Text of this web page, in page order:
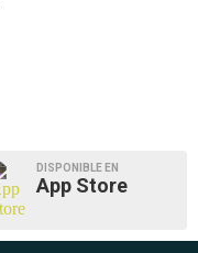
DISPONIBLE EN
App Store